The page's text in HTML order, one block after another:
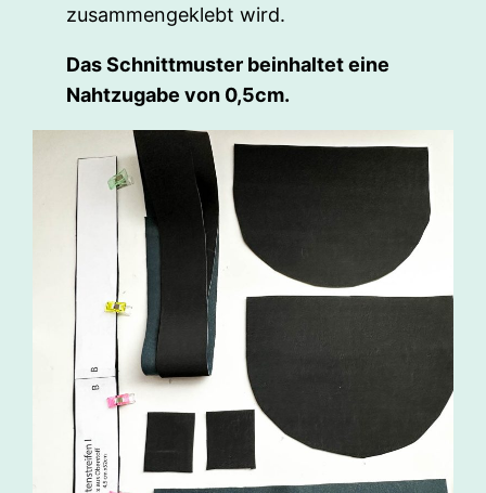
zusammengeklebt wird.
Das Schnittmuster beinhaltet eine
Nahtzugabe von 0,5cm.